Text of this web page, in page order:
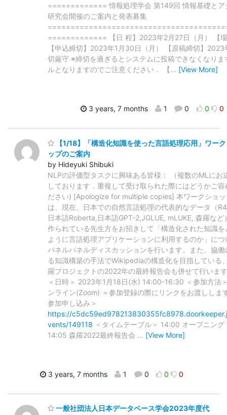
============= 情報処理学会 第149回 情報基礎とア
研究会開催のご案内と発表募集
============= 【日 程】2023年2月27日（月） 【
【申込締切】2023年1月30日（月） 【原稿締切】
切厳守 ※締切を過ぎるとシステムに投稿できなくなり
ルとなりますのでご注意ください． 【… [View More]
3 years, 7 months 1 0 0 0
【1/18】「構造化知識を使った言語処理応用」ワー
ップのご案内
by Hideyuki Shibuki
NLPの評価型タスクに興味ある皆様： （複数のMLにお
しております．重複して受け取られた際にはどうかご容
ださい) [Apologize for multiple copies] 本ワークショ
は、現在、日本での自然言語処理の代表的なデータ（
日本語Roberta,日本語GPT-2,JGLUE, mLUKE, 森羅など
作られている先生方をお招きして「構造化された知識を
ように言語処理アプリケーションに利用するのか」につ
パネルパネルディスカッションを行います。また、協働
る知識構築の手法でWikipediaの構造化を目指している
羅プロジェクトの2022年の最終報告会も併せて行いま
＜日時＞ 2023年1月18日(水) 14:00-16:30 ＜参加方法
ンライン(Zoom) ＝参加登録の際にリンクをお渡ししま
参加申し込み＞
https://
vents/149118 ＜タイムテーブル＞ 14:00 オープニング
14:05 森羅2022最終報告会 … [View More]
3 years, 7 months 1 0 0 0
一般社団法人日本データベース学会2023年度代